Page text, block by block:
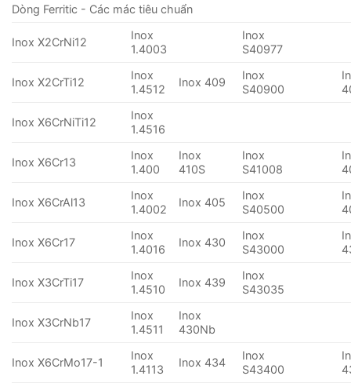
Dòng Ferritic - Các mác tiêu chuẩn
Inox X2CrNi12
Inox
1.4003
Inox
S40977
Inox X2CrTi12
Inox
1.4512
Inox 409
Inox
S40900
Inox X6CrNiTi12
Inox
1.4516
Inox X6Cr13
Inox
1.400
Inox
410S
Inox
S41008
Inox X6CrAl13
Inox
1.4002
Inox 405
Inox
S40500
Inox X6Cr17
Inox
1.4016
Inox 430
Inox
S43000
Inox X3CrTi17
Inox
1.4510
Inox 439
Inox
S43035
Inox X3CrNb17
Inox
1.4511
Inox
430Nb
Inox X6CrMo17-1
Inox
1.4113
Inox 434
Inox
S43400